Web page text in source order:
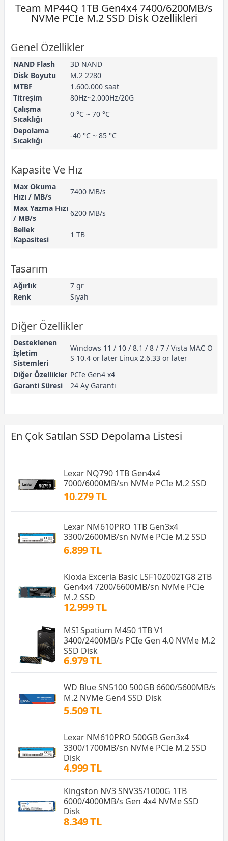
Team MP44Q 1TB Gen4x4 7400/6200MB/s
NVMe PCIe M.2 SSD Disk Özellikleri
Genel Özellikler
NAND Flash
3D NAND
Disk Boyutu
M.2 2280
MTBF
1.600.000 saat
Titreşim
80Hz~2.000Hz/20G
Çalışma
Sıcaklığı
0 °C ~ 70 °C
Depolama
Sıcaklığı
-40 °C ~ 85 °C
Kapasite Ve Hız
Max Okuma
Hızı / MB/s
7400 MB/s
Max Yazma Hızı
/ MB/s
6200 MB/s
Bellek
Kapasitesi
1 TB
Tasarım
Ağırlık
7 gr
Renk
Siyah
Diğer Özellikler
Desteklenen
İşletim
Sistemleri
Windows 11 / 10 / 8.1 / 8 / 7 / Vista MAC O
S 10.4 or later Linux 2.6.33 or later
Diğer Özellikler PCIe Gen4 x4
Garanti Süresi
24 Ay Garanti
En Çok Satılan SSD Depolama Listesi
Lexar NQ790 1TB Gen4x4
7000/6000MB/sn NVMe PCIe M.2 SSD
10.279 TL
Lexar NM610PRO 1TB Gen3x4
3300/2600MB/sn NVMe PCIe M.2 SSD
6.899 TL
Kioxia Exceria Basic LSF10Z002TG8 2TB
Gen4x4 7200/6600MB/sn NVMe PCIe
M.2 SSD
12.999 TL
MSI Spatium M450 1TB V1
3400/2400MB/s PCIe Gen 4.0 NVMe M.2
SSD Disk
6.979 TL
WD Blue SN5100 500GB 6600/5600MB/s
M.2 NVMe Gen4 SSD Disk
5.509 TL
Lexar NM610PRO 500GB Gen3x4
3300/1700MB/sn NVMe PCIe M.2 SSD
Disk
4.999 TL
Kingston NV3 SNV3S/1000G 1TB
6000/4000MB/s Gen 4x4 NVMe SSD
Disk
8.349 TL